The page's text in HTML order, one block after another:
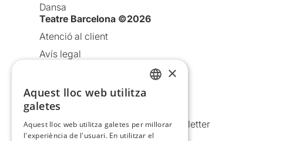
Dansa
Teatre Barcelona ©2026
Atenció al client
Avís legal
Política de cookies
Condicions d’ús
Comunicacions comercials i Newsletter
×
Aquest lloc web utilitza
galetes
Aquest lloc web utilitza galetes per millorar
l'experiència de l'usuari. En utilitzar el